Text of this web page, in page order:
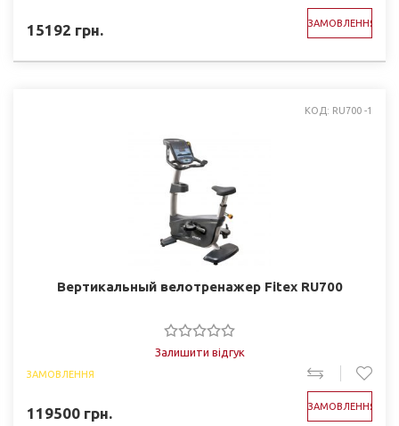
15192 грн. ЗАМОВЛЕННЯ
КОД: RU700 -1
Вертикальный велотренажер Fitex RU700
Залишити відгук
ЗАМОВЛЕННЯ
119500 грн. ЗАМОВЛЕННЯ